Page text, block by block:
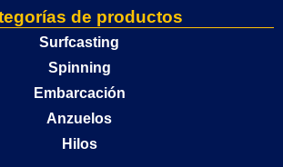
de productos
Surfcasting
Spinning
Embarcación
Anzuelos
Hilos